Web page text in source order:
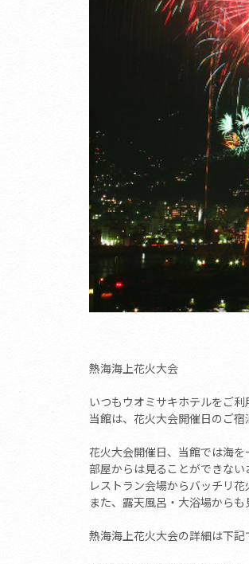
熱海海上花火大会
いつもウオミサキホテルをご利
当館は、花火大会開催日のご
花火大会開催日、当館では海を
部屋からは見ることができな
レストラン会場からバッチリ
また、露天風呂・大浴場から
熱海海上花火大会の詳細は下記